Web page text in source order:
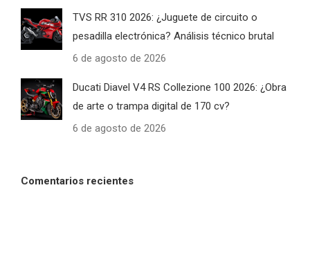
TVS RR 310 2026: ¿Juguete de circuito o
pesadilla electrónica? Análisis técnico brutal
6 de agosto de 2026
Ducati Diavel V4 RS Collezione 100 2026: ¿Obra
de arte o trampa digital de 170 cv?
6 de agosto de 2026
Comentarios recientes